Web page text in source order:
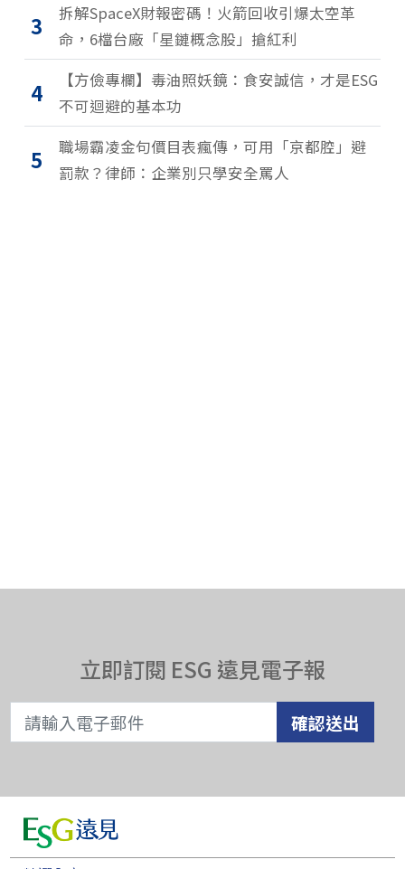
3
拆解SpaceX財報密碼！火箭回收引爆太空革
命，6檔台廠「星鏈概念股」搶紅利
4
【方儉專欄】毒油照妖鏡：食安誠信，才是ESG
不可迴避的基本功
5
職場霸凌金句價目表瘋傳，可用「京都腔」避
罰款？律師：企業別只學安全罵人
立即訂閱 ESG 遠見電子報
確認送出